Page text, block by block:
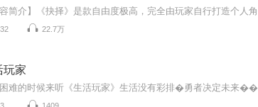
22.7万
玩家
难的时候来听《生活玩家》生活没有彩排�勇者决定未来��